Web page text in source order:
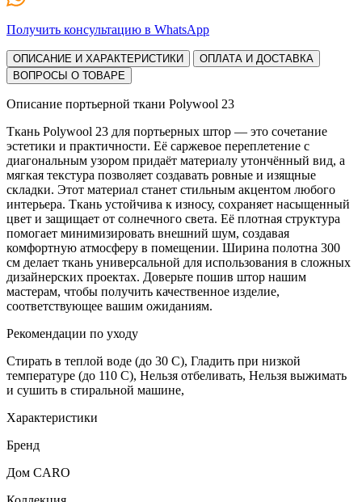
Получить консультацию в WhatsApp
ОПИСАНИЕ И ХАРАКТЕРИСТИКИ
ОПЛАТА И ДОСТАВКА
ВОПРОСЫ О ТОВАРЕ
Описание портьерной ткани Polywool 23
Ткань Polywool 23 для портьерных штор — это сочетание
эстетики и практичности. Её саржевое переплетение с
диагональным узором придаёт материалу утончённый вид, а
мягкая текстура позволяет создавать ровные и изящные
складки. Этот материал станет стильным акцентом любого
интерьера. Ткань устойчива к износу, сохраняет насыщенный
цвет и защищает от солнечного света. Её плотная структура
помогает минимизировать внешний шум, создавая
комфортную атмосферу в помещении. Ширина полотна 300
см делает ткань универсальной для использования в сложных
дизайнерских проектах. Доверьте пошив штор нашим
мастерам, чтобы получить качественное изделие,
соответствующее вашим ожиданиям.
Рекомендации по уходу
Стирать в теплой воде (до 30 С), Гладить при низкой
температуре (до 110 С), Нельзя отбеливать, Нельзя выжимать
и сушить в стиральной машине,
Характеристики
Бренд
Дом CARO